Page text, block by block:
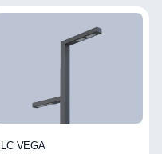
LC VEGA